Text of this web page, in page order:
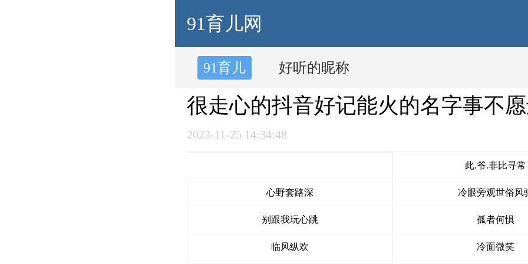
91育儿网
91育儿 好听的昵称
很走心的抖音好记能火的名字事不
2023-11-25 14:34:48
此.爷.非比寻常
心野套路深 冷眼旁观世俗风
别跟我玩心跳 孤者何惧
临风纵欢 冷面微笑